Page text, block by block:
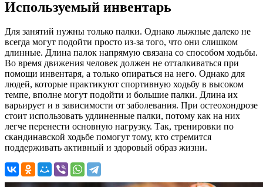
Используемый инвентарь
Для занятий нужны только палки. Однако лыжные далеко не
всегда могут подойти просто из-за того, что они слишком
длинные. Длина палок напрямую связана со способом ходьбы.
Во время движения человек должен не отталкиваться при
помощи инвентаря, а только опираться на него. Однако для
людей, которые практикуют спортивную ходьбу в высоком
темпе, вполне могут подойти и большие палки. Длина их
варьирует и в зависимости от заболевания. При остеохондрозе
стоит использовать удлиненные палки, потому как на них
легче перенести основную нагрузку. Так, тренировки по
скандинавской ходьбе помогут тому, кто стремится
поддерживать активный и здоровый образ жизни.